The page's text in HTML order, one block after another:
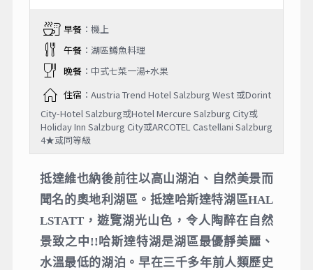
早餐：機上
午餐：湖區鱒魚料理
晚餐：中式七菜一湯+水果
住宿 ：Austria Trend Hotel Salzburg West 或Dorint
City-Hotel Salzburg或Hotel Mercure Salzburg City或
Holiday Inn Salzburg City或ARCOTEL Castellani Salzburg
4★或同等級
抵達維也納後前往以高山湖泊、自然美景而
聞名的奧地利湖區。抵達哈斯達特湖區HAL
LSTATT，遊覽湖光山色，令人陶醉在自然
景致之中!!哈斯達特湖是湖區最優靜美麗、
水溫最低的湖泊。早在三千多年前人類歷史